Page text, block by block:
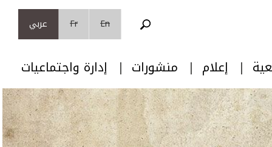
En
Fr عربي
إعلام منشورات إدارة واجتماعيات